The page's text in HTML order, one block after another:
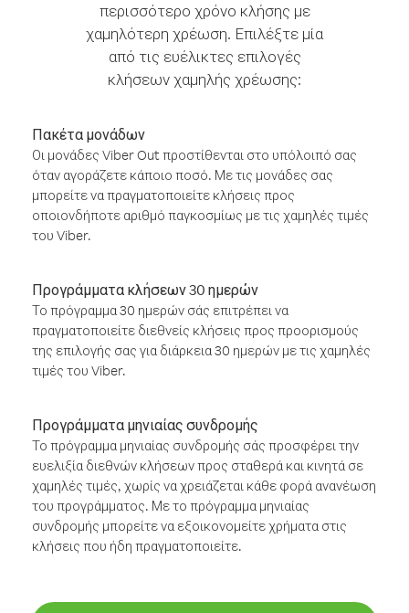
περισσότερο χρόνο κλήσης με
χαμηλότερη χρέωση. Επιλέξτε μία
από τις ευέλικτες επιλογές
κλήσεων χαμηλής χρέωσης:
Πακέτα μονάδων
Οι μονάδες Viber Out προστίθενται στο υπόλοιπό σας
όταν αγοράζετε κάποιο ποσό. Με τις μονάδες σας
μπορείτε να πραγματοποιείτε κλήσεις προς
οποιονδήποτε αριθμό παγκοσμίως με τις χαμηλές τιμές
του Viber.
Προγράμματα κλήσεων 30 ημερών
Το πρόγραμμα 30 ημερών σάς επιτρέπει να
πραγματοποιείτε διεθνείς κλήσεις προς προορισμούς
της επιλογής σας για διάρκεια 30 ημερών με τις χαμηλές
τιμές του Viber.
Προγράμματα μηνιαίας συνδρομής
Το πρόγραμμα μηνιαίας συνδρομής σάς προσφέρει την
ευελιξία διεθνών κλήσεων προς σταθερά και κινητά σε
χαμηλές τιμές, χωρίς να χρειάζεται κάθε φορά ανανέωση
του προγράμματος. Με το πρόγραμμα μηνιαίας
συνδρομής μπορείτε να εξοικονομείτε χρήματα στις
κλήσεις που ήδη πραγματοποιείτε.